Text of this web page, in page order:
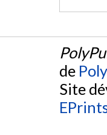
de
Site